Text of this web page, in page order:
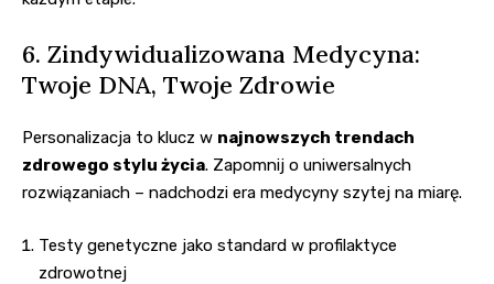
6. Zindywidualizowana Medycyna:
Twoje DNA, Twoje Zdrowie
Personalizacja to klucz w najnowszych trendach
zdrowego stylu życia. Zapomnij o uniwersalnych
rozwiązaniach – nadchodzi era medycyny szytej na miarę.
Testy genetyczne jako standard w profilaktyce
zdrowotnej